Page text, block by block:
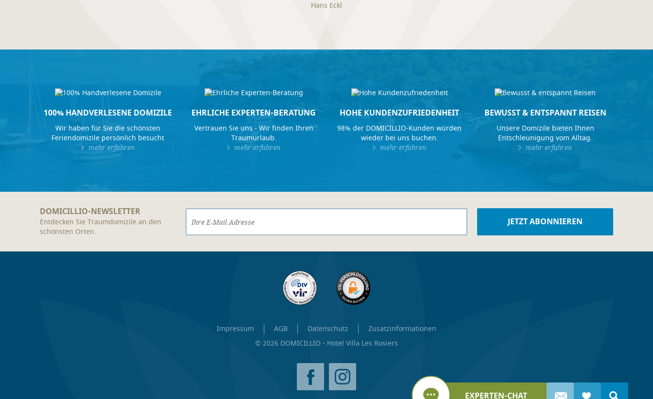
EXPERTEN-CHAT
Hans Eckl
100% HANDVERLESENE DOMIZILE
Wir haben für Sie die schönsten
Feriendomizile persönlich besucht
mehr erfahren
EHRLICHE EXPERTEN-BERATUNG
Vertrauen Sie uns - Wir finden Ihren
Traumurlaub.
mehr erfahren
HOHE KUNDENZUFRIEDENHEIT
98% der DOMICILLIO-Kunden würden
wieder bei uns buchen.
mehr erfahren
BEWUSST & ENTSPANNT REISEN
Unsere Domizile bieten Ihnen
Entschleunigung vom Alltag.
mehr erfahren
DOMICILLIO-NEWSLETTER
Entdecken Sie Traumdomizile an den
schönsten Orten.
Impressum AGB Datenschutz
Zusatzinformationen
© 2026 DOMICILLIO - Hotel Villa Les Rosiers